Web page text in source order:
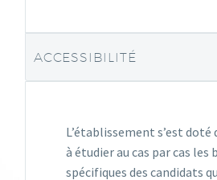
ACCESSIBILITÉ
L’établissement s’est doté
à étudier au cas par cas les
spécifiques des candidats